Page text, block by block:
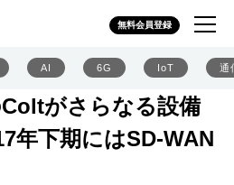
無料会員登録
AI 6G IoT 通
がさらなる設備
下期にはSD-WAN